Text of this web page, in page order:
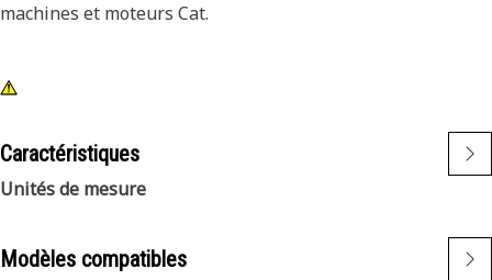
machines et moteurs Cat.
Caractéristiques
Unités de mesure
Modèles compatibles